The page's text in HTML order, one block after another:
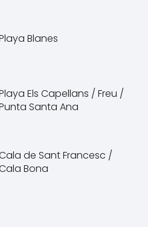
Blanes
Els Capellans / Freu /
Santa Ana
de Sant Francesc /
Bona